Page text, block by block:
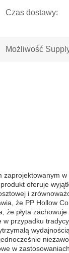
Czas dostawy:
Możliwość
oferuje
i
że PP Hollow
płyta
przypadku
w